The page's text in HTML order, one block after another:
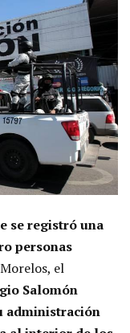
se registró una
personas
el
Salomón
administración